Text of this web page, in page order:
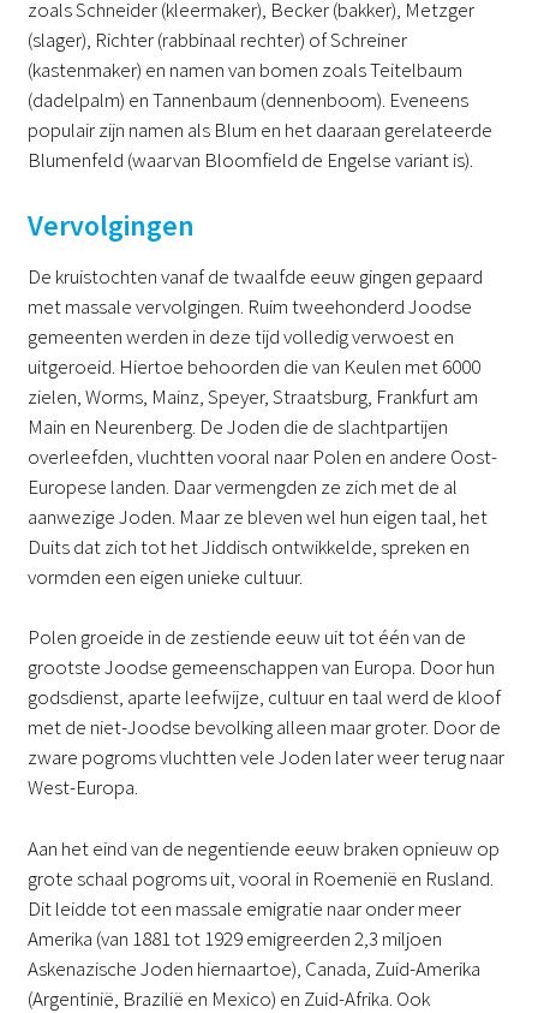
zoals Schneider (kleermaker), Becker (bakker), Metzger
(slager), Richter (rabbinaal rechter) of Schreiner
(kastenmaker) en namen van bomen zoals Teitelbaum
(dadelpalm) en Tannenbaum (dennenboom). Eveneens
populair zijn namen als Blum en het daaraan gerelateerde
Blumenfeld (waarvan Bloomfield de Engelse variant is).
Vervolgingen
De kruistochten vanaf de twaalfde eeuw gingen gepaard
met massale vervolgingen. Ruim tweehonderd Joodse
gemeenten werden in deze tijd volledig verwoest en
uitgeroeid. Hiertoe behoorden die van Keulen met 6000
zielen, Worms, Mainz, Speyer, Straatsburg, Frankfurt am
Main en Neurenberg. De Joden die de slachtpartijen
overleefden, vluchtten vooral naar Polen en andere Oost-
Europese landen. Daar vermengden ze zich met de al
aanwezige Joden. Maar ze bleven wel hun eigen taal, het
Duits dat zich tot het Jiddisch ontwikkelde, spreken en
vormden een eigen unieke cultuur.
Polen groeide in de zestiende eeuw uit tot één van de
grootste Joodse gemeenschappen van Europa. Door hun
godsdienst, aparte leefwijze, cultuur en taal werd de kloof
met de niet-Joodse bevolking alleen maar groter. Door de
zware pogroms vluchtten vele Joden later weer terug naar
West-Europa.
Aan het eind van de negentiende eeuw braken opnieuw op
grote schaal pogroms uit, vooral in Roemenië en Rusland.
Dit leidde tot een massale emigratie naar onder meer
Amerika (van 1881 tot 1929 emigreerden 2,3 miljoen
Askenazische Joden hiernaartoe), Canada, Zuid-Amerika
(Argentinië, Brazilië en Mexico) en Zuid-Afrika. Ook